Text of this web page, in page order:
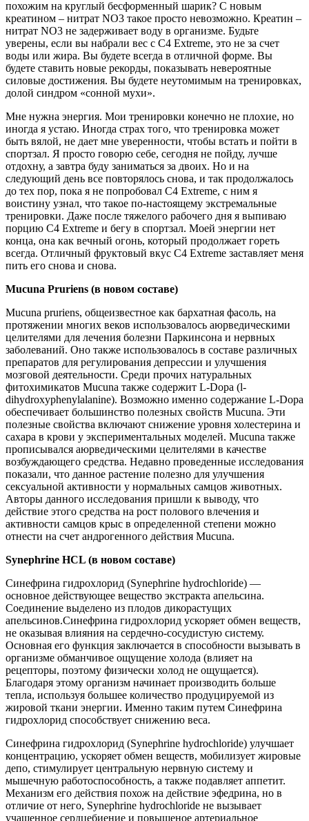
похожим на круглый бесформенный шарик? С новым
креатином – нитрат NO3 такое просто невозможно. Креатин –
нитрат NO3 не задерживает воду в организме. Будьте
уверены, если вы набрали вес с C4 Extreme, это не за счет
воды или жира. Вы будете всегда в отличной форме. Вы
будете ставить новые рекорды, показывать невероятные
силовые достижения. Вы будете неутомимым на тренировках,
долой синдром «сонной мухи».
Мне нужна энергия. Мои тренировки конечно не плохие, но
иногда я устаю. Иногда страх того, что тренировка может
быть вялой, не дает мне уверенности, чтобы встать и пойти в
спортзал. Я просто говорю себе, сегодня не пойду, лучше
отдохну, а завтра буду заниматься за двоих. Но и на
следующий день все повторялось снова, и так продолжалось
до тех пор, пока я не попробовал C4 Extreme, с ним я
воистину узнал, что такое по-настоящему экстремальные
тренировки. Даже после тяжелого рабочего дня я выпиваю
порцию C4 Extreme и бегу в спортзал. Моей энергии нет
конца, она как вечный огонь, который продолжает гореть
всегда. Отличный фруктовый вкус C4 Extreme заставляет меня
пить его снова и снова.
Mucuna Pruriens (в новом составе)
Mucuna pruriens, общеизвестное как бархатная фасоль, на
протяжении многих веков использовалось аюрведическими
целителями для лечения болезни Паркинсона и нервных
заболеваний. Оно также использовалось в составе различных
препаратов для регулирования депрессии и улучшения
мозговой деятельности. Среди прочих натуральных
фитохимикатов Mucuna также содержит L-Dopa (l-
dihydroxyphenylalanine). Возможно именно содержание L-Dopa
обеспечивает большинство полезных свойств Mucuna. Эти
полезные свойства включают снижение уровня холестерина и
сахара в крови у экспериментальных моделей. Mucuna также
прописывался аюрведическими целителями в качестве
возбуждающего средства. Недавно проведенные исследования
показали, что данное растение полезно для улучшения
сексуальной активности у нормальных самцов животных.
Авторы данного исследования пришли к выводу, что
действие этого средства на рост полового влечения и
активности самцов крыс в определенной степени можно
отнести на счет андрогенного действия Mucuna.
Synephrine HCL (в новом составе)
Синефрина гидрохлорид (Synephrine hydrochloride) —
основное действующее вещество экстракта апельсина.
Соединение выделено из плодов дикорастущих
апельсинов.Синефрина гидрохлорид ускоряет обмен веществ,
не оказывая влияния на сердечно-сосудистую систему.
Основная его функция заключается в способности вызывать в
организме обманчивое ощущение холода (влияет на
рецепторы, поэтому физически холод не ощущается).
Благодаря этому организм начинает производить больше
тепла, используя большее количество продуцируемой из
жировой ткани энергии. Именно таким путем Синефрина
гидрохлорид способствует снижению веса.
Синефрина гидрохлорид (Synephrine hydrochloride) улучшает
концентрацию, ускоряет обмен веществ, мобилизует жировые
депо, стимулирует центральную нервную систему и
мышечную работоспособность, а также подавляет аппетит.
Механизм его действия похож на действие эфедрина, но в
отличие от него, Synephrine hydrochloride не вызывает
учащенное сердцебиение и повышеное артериальное